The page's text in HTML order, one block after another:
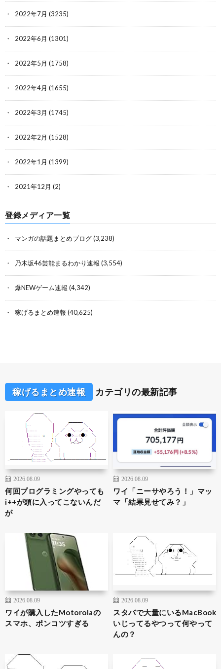
2022年7月 (3235)
2022年6月 (1301)
2022年5月 (1758)
2022年4月 (1655)
2022年3月 (1745)
2022年2月 (1528)
2022年1月 (1399)
2021年12月 (2)
登録メディア一覧
マンガの話題まとめブログ(3,238)
乃木坂46芸能まるわかり速報 (3,554)
爆NEWゲーム速報 (4,342)
稼げるまとめ速報 (40,625)
稼げるまとめ速報 カテゴリの最新記事
2026.08.09
何回プログラミングやっても
i++が頭に入ってこないんだ
が
2026.08.09
ワイ「ニーサやろう！」マッ
マ「結果見せてみ？」
2026.08.09
ワイが購入したMotorolaの
スマホ、ポンコツすぎる
2026.08.09
スタバで大量にいるMacBook
いじってるやつって何やって
んの？